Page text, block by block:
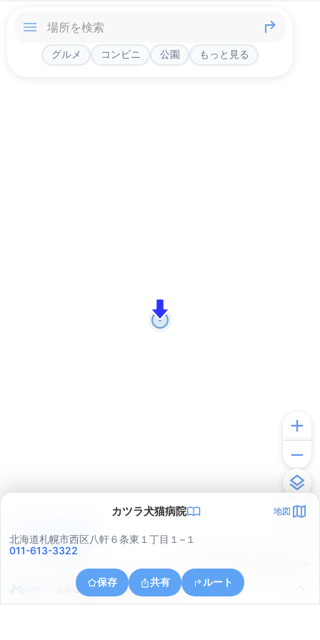
グルメ コンビニ 公園 もっと見る
カツラ犬猫病院 地図
北海道札幌市西区八軒６条東１丁目１−１
011-613-3322
保存 共有 ルート
北海道札幌市北区北１２条西９丁目
アプリで見る